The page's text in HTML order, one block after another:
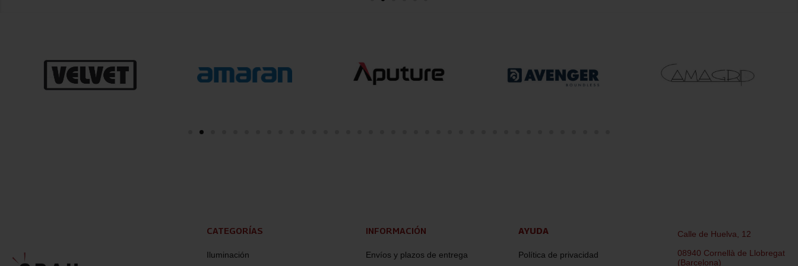
CATEGORÍAS
Iluminación
INFORMACIÓN
Envíos y plazos de entrega
AYUDA
Política de privacidad
Calle de Huelva, 12
08940 Cornellà de Llobregat
(Barcelona)